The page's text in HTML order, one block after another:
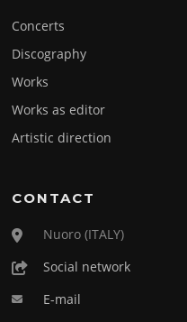
Concerts
Discography
Works
Works as editor
Artistic direction
CONTACT
Nuoro (ITALY)
Social network
E-mail